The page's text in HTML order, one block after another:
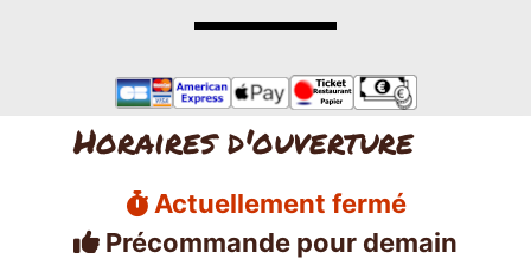
Horaires d'ouverture
Actuellement fermé
Précommande pour demain